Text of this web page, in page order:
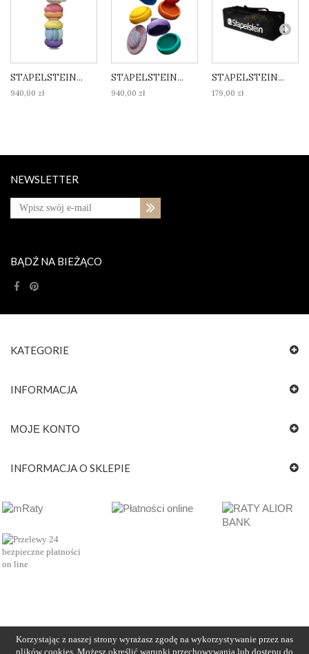
STAPELSTEIN...
940,00 zł
STAPELSTEIN...
940,00 zł
STAPELSTEIN...
179,00 zł
NEWSLETTER
BĄDŹ NA BIEŻĄCO
KATEGORIE
INFORMACJA
MOJE KONTO
INFORMACJA O SKLEPIE
Korzystając z naszej strony wyrażasz zgodę na wykorzystywanie przez nas
plików cookies. Możesz określić warunki przechowywania lub dostępu do